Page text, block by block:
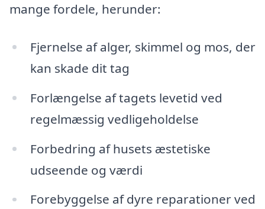
mange fordele, herunder:
Fjernelse af alger, skimmel og mos, der
kan skade dit tag
Forlængelse af tagets levetid ved
regelmæssig vedligeholdelse
Forbedring af husets æstetiske
udseende og værdi
Forebyggelse af dyre reparationer ved